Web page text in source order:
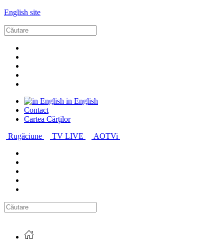
English site
in English
Contact
Cartea Cărților
Rugăciune
TV LIVE AOTVi